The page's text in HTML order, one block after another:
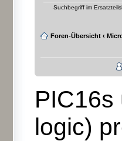
Suchbegriff im
Foren-Übersicht ‹
PIC16s
logic)